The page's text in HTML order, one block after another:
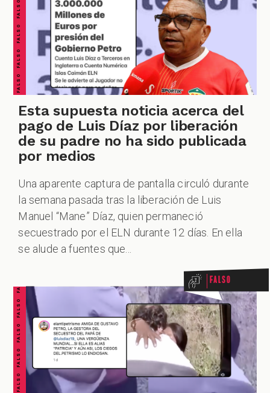
PODCAST
ZOOM
Esta supuesta noticia acerca del
pago de Luis Díaz por liberación
de su padre no ha sido publicada
por medios
Una aparente captura de pantalla circuló durante
la semana pasada tras la liberación de Luis
Manuel “Mane” Díaz, quien permaneció
secuestrado por el ELN durante 12 días. En ella
se alude a fuentes que...
FALSO FALSO FALSO FALSO FALSO FALSO FALSO Falso